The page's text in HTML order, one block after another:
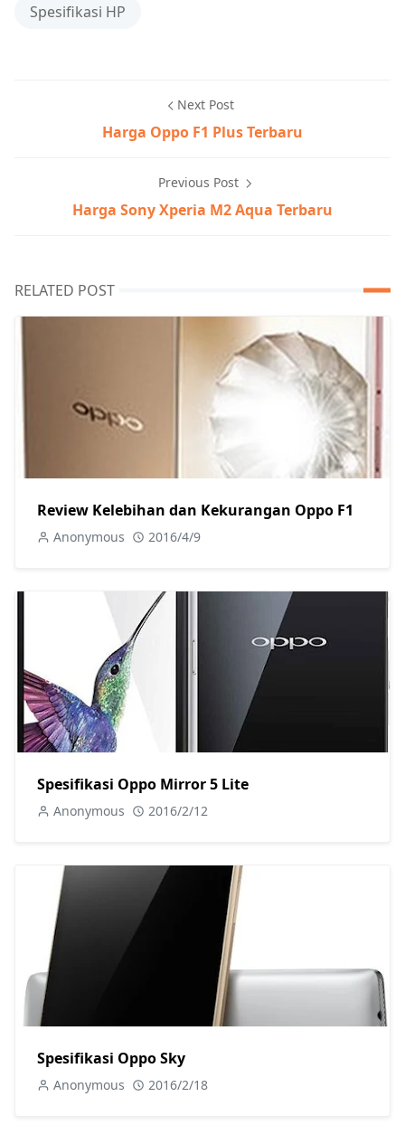
Spesifikasi HP
Next Post
Harga Oppo F1 Plus Terbaru
Previous Post
Harga Sony Xperia M2 Aqua Terbaru
RELATED POST
Review Kelebihan dan Kekurangan Oppo F1
Anonymous 2016/4/9
Spesifikasi Oppo Mirror 5 Lite
Anonymous 2016/2/12
Spesifikasi Oppo Sky
Anonymous 2016/2/18